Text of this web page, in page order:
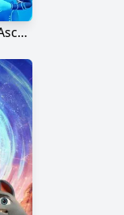
Caçadores de Trolls: A Ascensão dos Titãs